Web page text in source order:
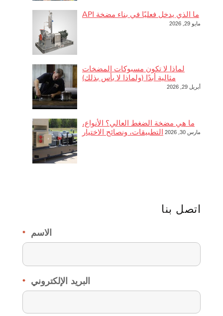
ما الذي يدخل فعليًا في بناء مضخة API
مايو 29, 2026
لماذا لا تكون مسبوكات المضخات
مثالية أبدًا (ولماذا لا بأس بذلك)
أبريل 29, 2026
ما هي مضخة الضغط العالي؟ الأنواع،
التطبيقات، ونصائح الاختيار
مارس 30, 2026
اتصل بنا
الاسم *
البريد الإلكتروني *